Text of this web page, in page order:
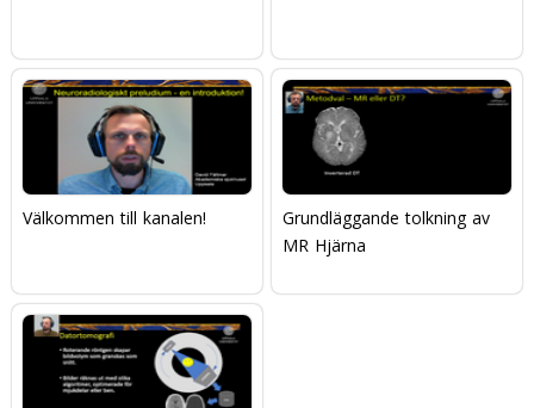
Välkommen till kanalen!
Grundläggande tolkning av
MR Hjärna